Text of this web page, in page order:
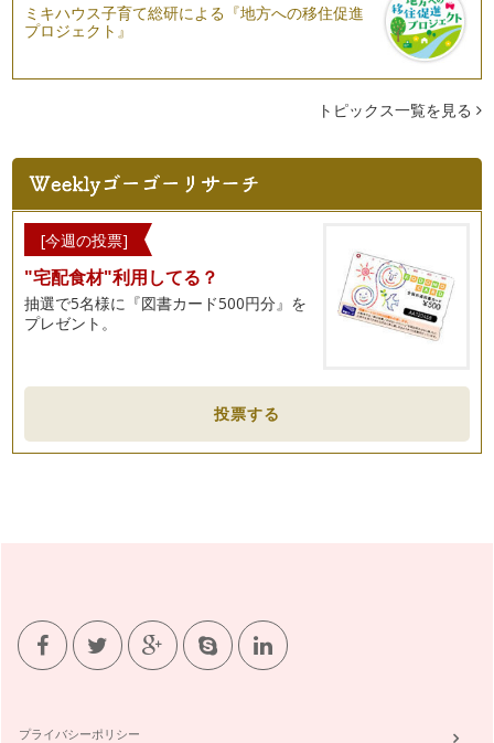
ミキハウス子育て総研による『地方への移住促進
プロジェクト』
トピックス一覧を見る
[今週の投票]
"宅配食材"利用してる？
抽選で5名様に『図書カード500円分』を
プレゼント。
投票する
プライバシーポリシー